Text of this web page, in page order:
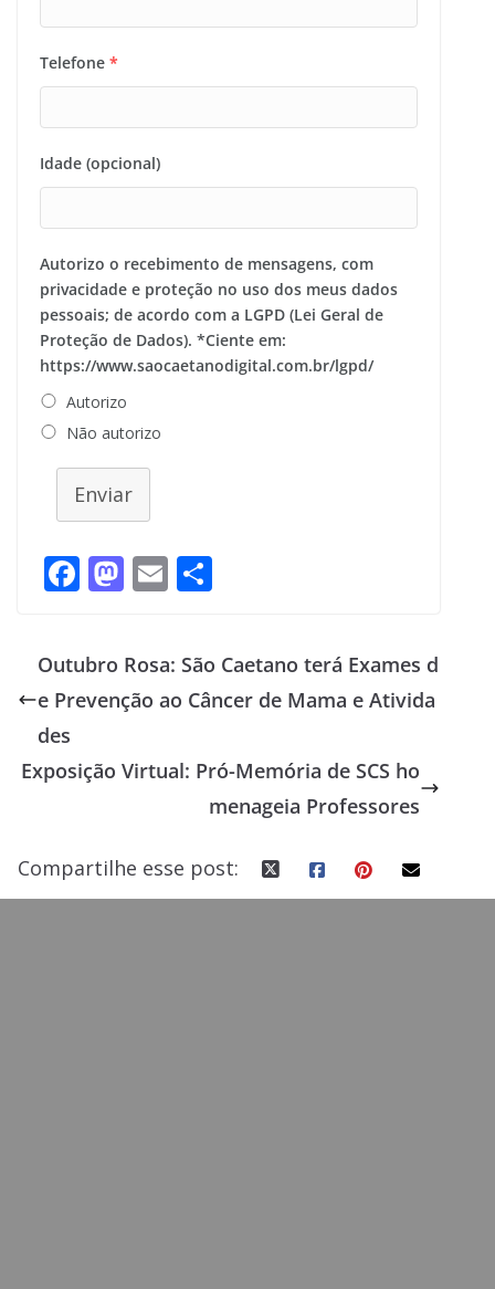
Telefone *
Idade (opcional)
Autorizo o recebimento de mensagens, com
privacidade e proteção no uso dos meus dados
pessoais; de acordo com a LGPD (Lei Geral de
Proteção de Dados). *Ciente em:
https://www.saocaetanodigital.com.br/lgpd/
Autorizo
Não autorizo
Enviar
F
ac
b
o
k
M
as
d
o
E
m
l e
Outubro Rosa: São Caetano terá Exames d
e Prevenção ao Câncer de Mama e Ativida
des
Exposição Virtual: Pró-Memória de SCS ho
menageia Professores
Compartilhe esse post: